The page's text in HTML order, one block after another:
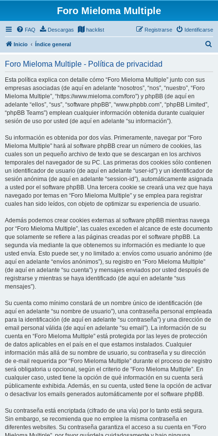
Foro Mieloma Multiple
FAQ Descargas hacklist Identificarse
Registrarse
Inicio Índice general
Foro Mieloma Multiple - Política de privacidad
Esta política explica con detalle cómo “Foro Mieloma Multiple” junto con sus
empresas asociadas (de aquí en adelante “nosotros”, “nos”, “nuestro”, “Foro
Mieloma Multiple”, “https://www.mieloma.com/foro”) y phpBB (de aquí en
adelante “ellos”, “sus”, “software phpBB”, “www.phpbb.com”, “phpBB Limited”,
“phpBB Teams”) emplean cualquier información obtenida durante cualquier
sesión de uso por usted (de aquí en adelante “su información”).
Su información es obtenida por dos vías. Primeramente, navegar por “Foro
Mieloma Multiple” hará al software phpBB crear un número de cookies, las
cuales son un pequeño archivo de texto que se descargan en los archivos
temporales del navegador de su PC. Las primeras dos cookies sólo contienen
un identificador de usuario (de aquí en adelante “user-id”) y un identificador de
sesión anónima (de aquí en adelante “session-id”), automáticamente asignada
a usted por el software phpBB. Una tercera cookie se creará una vez que haya
navegado por temas en “Foro Mieloma Multiple” y se emplea para registrar
cuales han sido leídos, con objeto de optimizar su experiencia de usuario.
Además podemos crear cookies externas al software phpBB mientras navega
por “Foro Mieloma Multiple”, las cuales exceden el alcance de este documento
que solamente se refiere a las páginas creadas por el software phpBB. La
segunda vía mediante la que obtenemos su información es mediante lo que
usted envía. Esto puede ser, y no limitado a: envíos como usuario anónimo (de
aquí en adelante “envíos anónimos”), su registro en “Foro Mieloma Multiple”
(de aquí en adelante “su cuenta”) y mensajes enviados por usted después de
registrarse y mientras se haya identificado (de aquí en adelante “sus
mensajes”).
Su cuenta como mínimo constará de un nombre único de identificación (de
aquí en adelante “su nombre de usuario”), una contraseña personal empleada
para la identificación (de aquí en adelante “su contraseña”) y una dirección de
email personal válida (de aquí en adelante “su email”). La información de su
cuenta en “Foro Mieloma Multiple” está protegida por las leyes de protección
de datos aplicables en el país en el que estamos instalados. Cualquier
información más allá de su nombre de usuario, su contraseña y su dirección
de e-mail requerida por “Foro Mieloma Multiple” durante el proceso de registro
será obligatoria u opcional, según el criterio de “Foro Mieloma Multiple”. En
cualquier caso, usted tiene la opción de qué información en su cuenta será
públicamente exhibida. Además, en su cuenta, usted tiene la opción de activar
o desactivar los emails generados automáticamente por el software phpBB.
Su contraseña está encriptada (cifrado de una vía) por lo tanto está segura.
Sin embargo, se recomienda que no emplee la misma contraseña en
diferentes websites. Su contraseña garantiza el acceso a su cuenta en “Foro